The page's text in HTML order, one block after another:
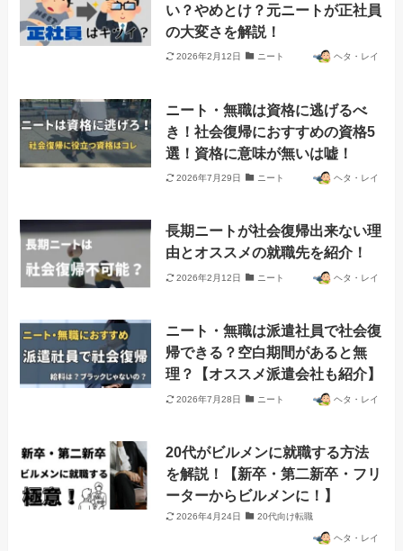
い？やめとけ？元ニートが正社員
の大変さを解説！
2026年2月12日 ニート ヘタ・レイ
ニート・無職は資格に逃げるべ
き！社会復帰におすすめの資格5
選！資格に意味が無いは嘘！
2026年7月29日 ニート ヘタ・レイ
長期ニートが社会復帰出来ない理
由とオススメの就職先を紹介！
2026年2月12日 ニート ヘタ・レイ
ニート・無職は派遣社員で社会復
帰できる？空白期間があると無
理？【オススメ派遣会社も紹介】
2026年7月28日 ニート ヘタ・レイ
20代がビルメンに就職する方法
を解説！【新卒・第二新卒・フリ
ーターからビルメンに！】
2026年4月24日 20代向け転職
ヘタ・レイ